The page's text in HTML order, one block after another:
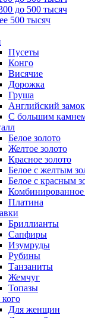
до 500 тысяч
500 тысяч
Пусеты
Конго
Висячие
Дорожка
Груша
Английский замок
С большим
Белое золото
Желтое золото
Красное золото
Белое с желтым
Белое с красным
Комбинированное
Платина
Бриллианты
Сапфиры
Изумруды
Рубины
Танзаниты
Жемчуг
Топазы
Для женщин